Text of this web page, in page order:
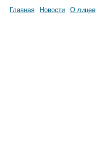
Главная Новости О лицее